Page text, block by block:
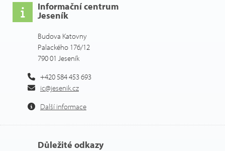
Informační centrum
Jeseník
Budova Katovny
Palackého 176/12
790 01 Jeseník
+420 584 453 693
ic@jesenik.cz
Další informace
Důležité odkazy